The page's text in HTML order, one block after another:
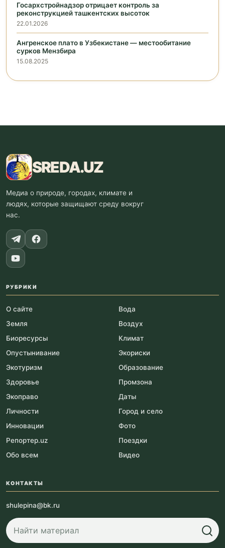
Госархстройнадзор отрицает контроль за
реконструкцией ташкентских высоток
22.01.2026
Ангренское плато в Узбекистане — местообитание
сурков Мензбира
15.08.2025
SREDA.UZ
Медиа о природе, городах, климате и
людях, которые защищают среду вокруг
нас.
РУБРИКИ
О сайте
Вода
Земля
Воздух
Биоресурсы
Климат
Опустынивание
Экориски
Экотуризм
Образование
Здоровье
Промзона
Экоправо
Даты
Личности
Город и село
Инновации
Фото
Репортер.uz
Поездки
Обо всем
Видео
КОНТАКТЫ
shulepina@bk.ru